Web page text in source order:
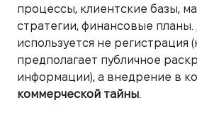
процессы, клиентские базы,
стратегии, финансовые
используется не регистрация
предполагает публичное
информации), а внедрение в
коммерческой тайны.